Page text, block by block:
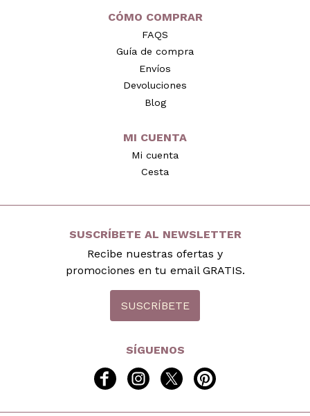
CÓMO COMPRAR
FAQS
Guía de compra
Envíos
Devoluciones
Blog
MI CUENTA
Mi cuenta
Cesta
SUSCRÍBETE AL NEWSLETTER
Recibe nuestras ofertas y
promociones en tu email GRATIS.
SUSCRÍBETE
SÍGUENOS
facebookinstagram
twitter